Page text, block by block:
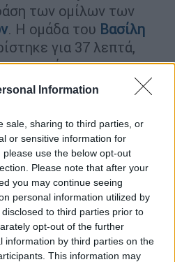
Information
sale, sharing to third parties, or
or sensitive information for
use the below opt-out
Please note that after your
you may continue seeing
personal information utilized by
to third parties prior to
opt-out of the further
information by third parties on the
This information may
των ομίλων των
. Η ομάδα του Βασίλη
για 37 λεπτά,
την αντίσταση των
67-65 χάρη
Κώστα
20:40
της
ΠΑΟΚ: «Χτίζουμε
τον τρόπο μας»